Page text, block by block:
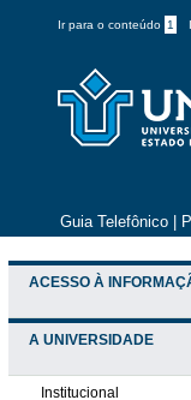
Ir para o conteúdo 1
Guia Telefônico
ACESSO À
A UNIVERSIDADE
Institucional